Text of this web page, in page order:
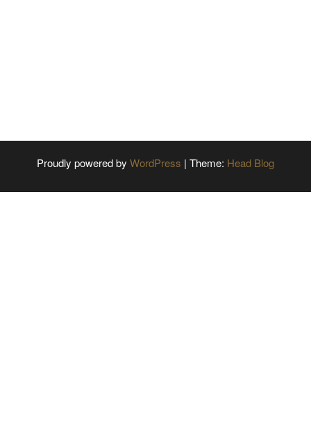
Proudly powered by WordPress | Theme: Head Blog